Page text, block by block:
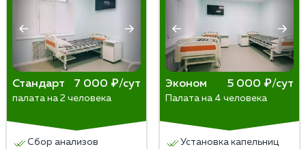
различается у разных пациентов, и результаты
зависят от степени зависимости и соблюдения
рекомендаций врача.
Стандарт 7 000 ₽/сут
палата на 2 человека
Сбор анализов
Эконом 5 000 ₽/сут
Палата на 4 человека
Установка капельниц